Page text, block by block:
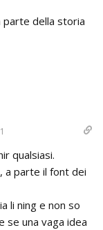
parte della storia
qualsiasi.
a parte il font dei
li ning e non so
se una vaga idea